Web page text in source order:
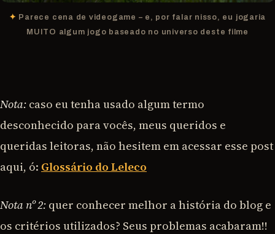
Parece cena de videogame – e, por falar nisso, eu jogaria
MUITO algum jogo baseado no universo deste filme
Nota: caso eu tenha usado algum termo
desconhecido para vocês, meus queridos e
queridas leitoras, não hesitem em acessar esse post
aqui, ó: Glossário do Leleco
Nota nº 2: quer conhecer melhor a história do blog e
os critérios utilizados? Seus problemas acabaram!!